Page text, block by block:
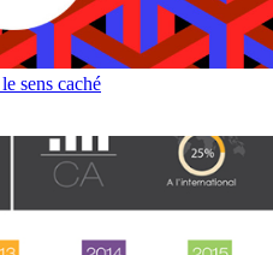
sens caché